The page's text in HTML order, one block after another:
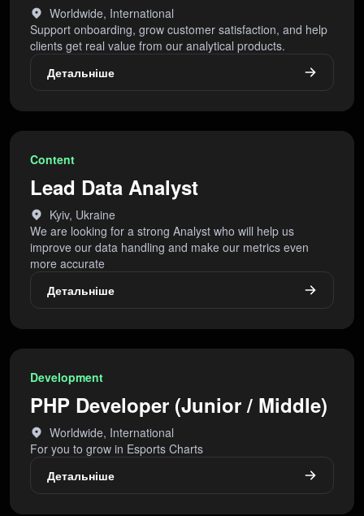
Worldwide, International
Support onboarding, grow customer satisfaction, and help
clients get real value from our analytical products.
Детальніше
Content
Lead Data Analyst
Kyiv, Ukraine
We are looking for a strong Analyst who will help us
improve our data handling and make our metrics even
more accurate
Детальніше
Development
PHP Developer (Junior / Middle)
Worldwide, International
For you to grow in Esports Charts
Детальніше